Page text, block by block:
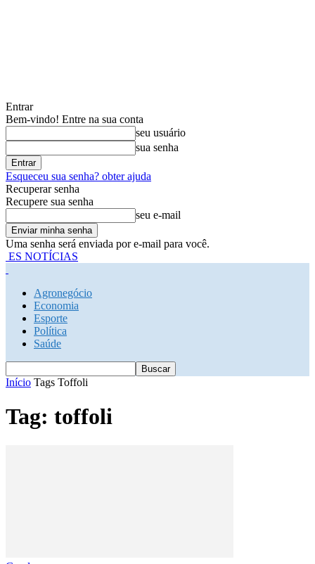
Entrar
Bem-vindo! Entre na sua conta
seu usuário
sua senha
Esqueceu sua senha? obter ajuda
Recuperar senha
Recupere sua senha
seu e-mail
Uma senha será enviada por e-mail para você.
ES NOTÍCIAS
Agronegócio
Economia
Esporte
Política
Saúde
Início Tags Toffoli
Tag: toffoli